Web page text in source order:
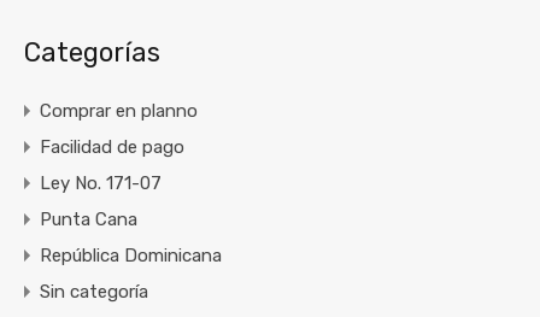
Categorías
Comprar en planno
Facilidad de pago
Ley No. 171-07
Punta Cana
República Dominicana
Sin categoría